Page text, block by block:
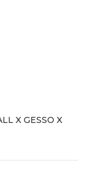
X GESSO X